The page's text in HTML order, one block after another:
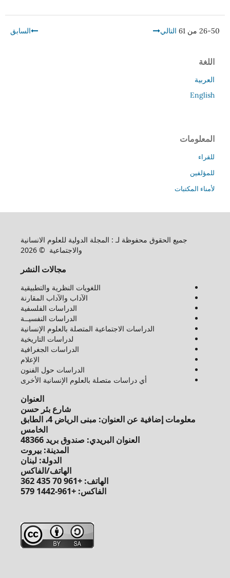
السابق 26-50 من 61 التالي
اللغة
العربية
English
المعلومات
للقراء
للمؤلفين
لأمناء المكتبات
جميع الحقوق محفوظة لـ : المجلة الدولية للعلوم الانسانية
والاجتماعية © 2026
مجالات النشر
اللغويات النظرية والتطبيقية
الآداب والآداب المقارنة
الدراسات الفلسفية
الدراسات النفسيــة
الدراسات الاجتماعية المتصلة بالعلوم الإنسانية
لدراسات التاريخية
الدراسات الجغرافية
الإعلام
الدراسات حول الفنون
أي دراسات متصلة بالعلوم الإنسانية الأخرى
العنوان
شارع بئر حسن
معلومات إضافية عن العنوان: مبنى الرياض 4، الطابق
الخامس
العنوان البريدي: صندوق بريد 48366
المدينة: بيروت
الدولة: لبنان
الهاتف/الفاكس
الهاتف: +961 70 435 362
الفاكس: +961-1442 579